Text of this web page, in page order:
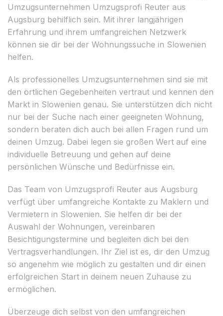
Umzugsunternehmen Umzugsprofi Reuter aus
Augsburg behilflich sein. Mit ihrer langjährigen
Erfahrung und ihrem umfangreichen Netzwerk
können sie dir bei der Wohnungssuche in Slowenien
helfen.
Als professionelles Umzugsunternehmen sind sie mit
den örtlichen Gegebenheiten vertraut und kennen den
Markt in Slowenien genau. Sie unterstützen dich nicht
nur bei der Suche nach einer geeigneten Wohnung,
sondern beraten dich auch bei allen Fragen rund um
deinen Umzug. Dabei legen sie großen Wert auf eine
individuelle Betreuung und gehen auf deine
persönlichen Wünsche und Bedürfnisse ein.
Das Team von Umzugsprofi Reuter aus Augsburg
verfügt über umfangreiche Kontakte zu Maklern und
Vermietern in Slowenien. Sie helfen dir bei der
Auswahl der Wohnungen, vereinbaren
Besichtigungstermine und begleiten dich bei den
Vertragsverhandlungen. Ihr Ziel ist es, dir den Umzug
so angenehm wie möglich zu gestalten und dir einen
erfolgreichen Start in deinem neuen Zuhause zu
ermöglichen.
Überzeuge dich selbst von den umfangreichen